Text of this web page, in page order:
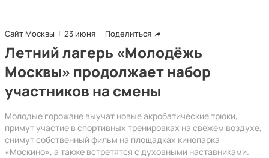
Сайт Москвы 23 июня Поделиться
Летний лагерь «Молодёжь
Москвы» продолжает набор
участников на смены
Молодые горожане выучат новые акробатические трюки,
примут участие в спортивных тренировках на свежем воздухе,
снимут собственный фильм на площадках кинопарка
«Москино», а также встретятся с духовными наставниками.